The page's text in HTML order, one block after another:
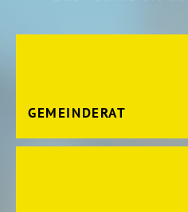
GEMEINDERAT